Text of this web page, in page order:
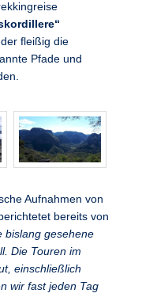
fleißig die
Pfade und
Aufnahmen von
bereits von
bislang gesehene
Die Touren im
einschließlich
wir fast jeden Tag